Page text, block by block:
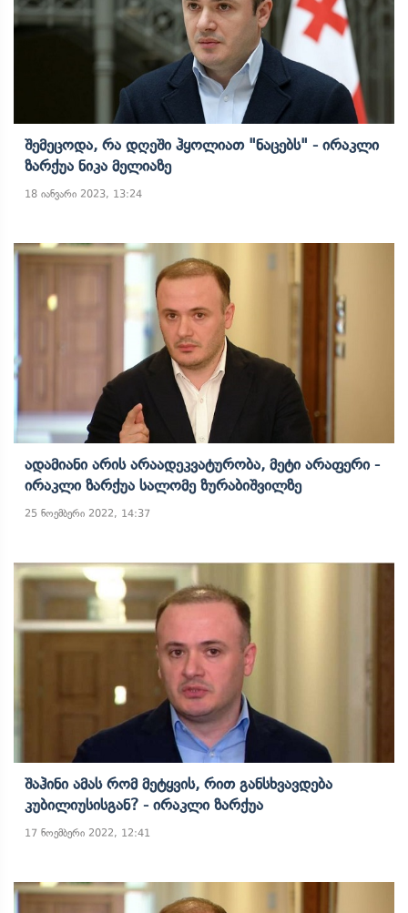
Შემეცოდა, Რა Დღეში Ჰყოლიათ "ნაცებს" - Ირაკლი
Ზარქუა Ნიკა Მელიაზე
18 იანვარი 2023, 13:24
Ადამიანი Არის Არაადეკვატურობა, Მეტი Არაფერი -
Ირაკლი Ზარქუა Სალომე Ზურაბიშვილზე
25 ნოემბერი 2022, 14:37
Შაჰინი Ამას Რომ Მეტყვის, Რით Განსხვავდება
Კუბილიუსისგან? - Ირაკლი Ზარქუა
17 ნოემბერი 2022, 12:41